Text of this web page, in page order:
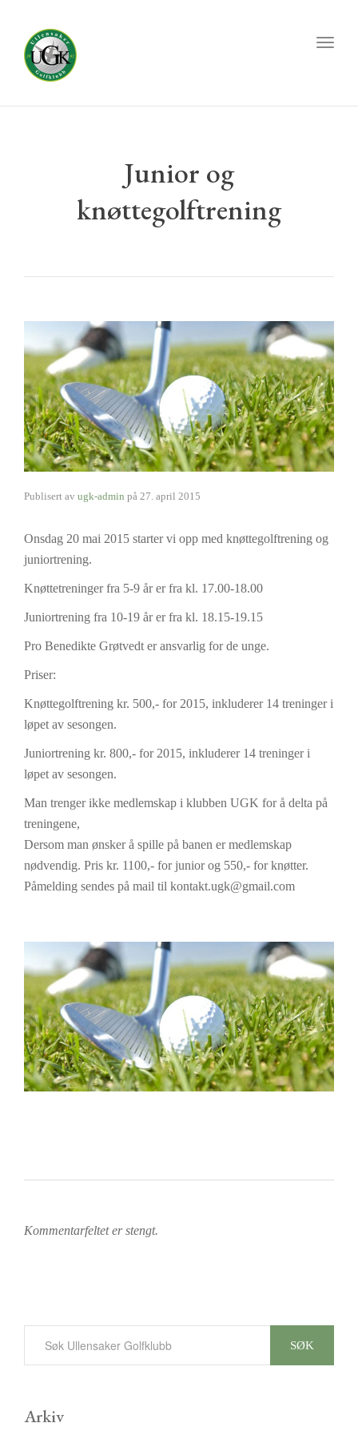
Junior og
knøttegolftrening
Publisert av ugk-admin på 27. april 2015
Onsdag 20 mai 2015 starter vi opp med knøttegolftrening og
juniortrening.
Knøttetreninger fra 5-9 år er fra kl. 17.00-18.00
Juniortrening fra 10-19 år er fra kl. 18.15-19.15
Pro Benedikte Grøtvedt er ansvarlig for de unge.
Priser:
Knøttegolftrening kr. 500,- for 2015, inkluderer 14 treninger i
løpet av sesongen.
Juniortrening kr. 800,- for 2015, inkluderer 14 treninger i
løpet av sesongen.
Man trenger ikke medlemskap i klubben UGK for å delta på
treningene,
Dersom man ønsker å spille på banen er medlemskap
nødvendig. Pris kr. 1100,- for junior og 550,- for knøtter.
Påmelding sendes på mail til kontakt.ugk@gmail.com
Kommentarfeltet er stengt.
SØK
Arkiv